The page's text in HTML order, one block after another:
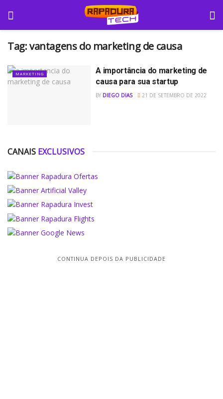
Tag:vantagens do marketing de causa
MARKETING
A importância do marketing de
causa para sua startup
BY DIEGO DIAS 21 DE SETEMBRO DE 2022
CANAIS EXCLUSIVOS
CONTINUA DEPOIS DA PUBLICIDADE